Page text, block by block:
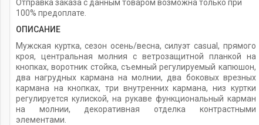
Отправка заказа с данным товаром возможна только при
100% предоплате.
ОПИСАНИЕ
Мужская куртка, сезон осень/весна, силуэт casual, прямого
кроя, центральная молния с ветрозащитной планкой на
кнопках, воротник стойка, съемный регулируемый капюшон,
два нагрудных кармана на молнии, два боковых врезных
кармана на кнопках, три внутренних кармана, низ куртки
регулируется кулиской, на рукаве функциональный карман
на молнии, декоративная отделка контрастными
элементами.